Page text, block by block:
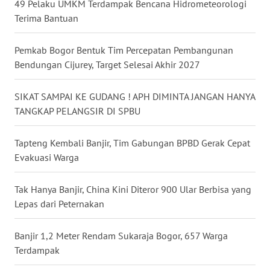
49 Pelaku UMKM Terdampak Bencana Hidrometeorologi
Terima Bantuan
Pemkab Bogor Bentuk Tim Percepatan Pembangunan
Bendungan Cijurey, Target Selesai Akhir 2027
SIKAT SAMPAI KE GUDANG ! APH DIMINTA JANGAN HANYA
TANGKAP PELANGSIR DI SPBU
Tapteng Kembali Banjir, Tim Gabungan BPBD Gerak Cepat
Evakuasi Warga
Tak Hanya Banjir, China Kini Diteror 900 Ular Berbisa yang
Lepas dari Peternakan
Banjir 1,2 Meter Rendam Sukaraja Bogor, 657 Warga
Terdampak
WN
BABEL
WN
WN
WN
BENGKULU
WN
LAMPUNG
WN
JATENG